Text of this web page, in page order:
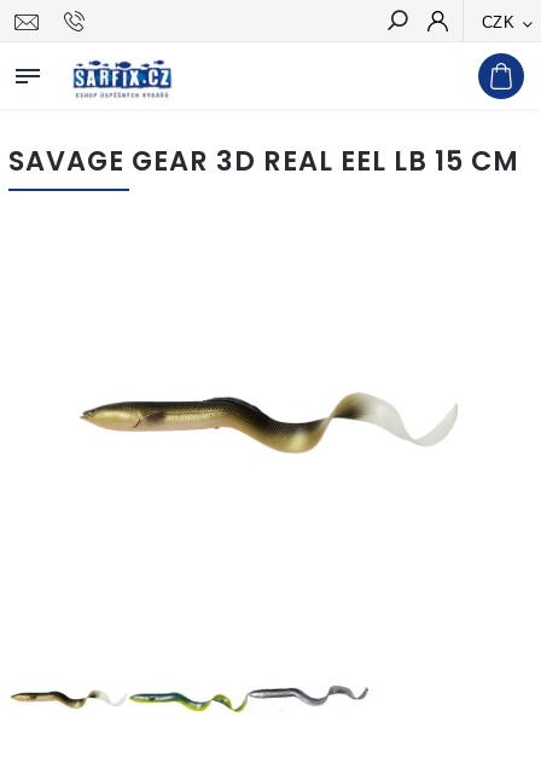
CZK
Hledat
SAVAGE GEAR 3D REAL EEL LB 15 CM